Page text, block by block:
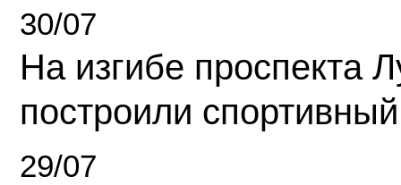
30/07
На изгибе проспекта
построили
29/07